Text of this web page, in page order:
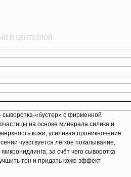
И ЦЕНТЕЛЛОЙ
«бустер» с фирменной
на основе минерала силика и
кожи, усиливая проникновение
чувствуется лёгкое покалывание,
за счёт чего сыворотка
тон и придать коже эффект